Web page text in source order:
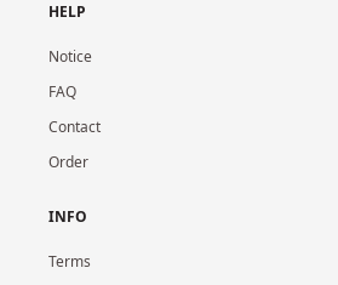
HELP
Notice
FAQ
Contact
Order
INFO
Terms